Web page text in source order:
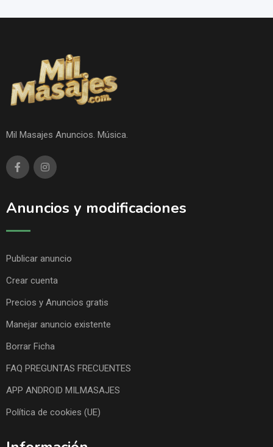
Mil Masajes Anuncios. Música.
Anuncios y modificaciones
Publicar anuncio
Crear cuenta
Precios y Anuncios gratis
Manejar anuncio existente
Borrar Ficha
FAQ PREGUNTAS FRECUENTES
APP ANDROID MILMASAJES
Política de cookies (UE)